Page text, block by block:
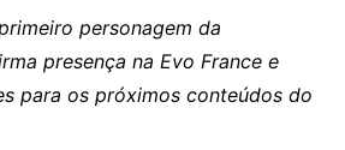
personagem da
presença na Evo France e
para os próximos conteúdos do